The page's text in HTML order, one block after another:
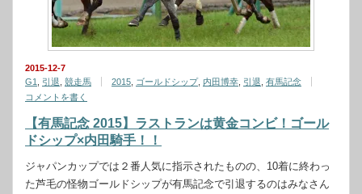
2015-12-7
G1
引退 競走馬 2015 ゴールドシップ, 内田博幸 引退 有馬記念
コメントを書く
【有馬記念 2015】ラストランは黄金コンビ！ゴール
ドシップ×内田騎手！！
ジャパンカップでは２番人気に指示されたものの、10着に終わっ
た芦毛の怪物ゴールドシップが有馬記念で引退するのはみなさん